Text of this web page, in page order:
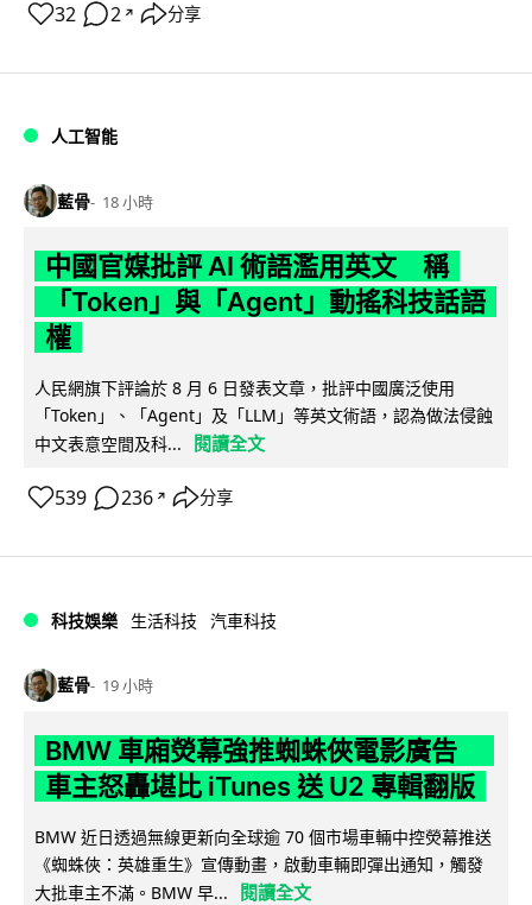
32 2 ↗ 分享
人工智能
藍骨 18 小時
中國官媒批評 AI 術語濫用英文 稱
「Token」與「Agent」動搖科技話語
權
人民網旗下評論於 8 月 6 日發表文章，批評中國廣泛使用
「Token」、「Agent」及「LLM」等英文術語，認為做法侵蝕
中文表意空間及科...
閱讀全文
539 236 ↗ 分享
科技娛樂 生活科技 汽車科技
藍骨 19 小時
BMW 車廂熒幕強推蜘蛛俠電影廣告
車主怒轟堪比 iTunes 送 U2 專輯翻版
BMW 近日透過無線更新向全球逾 70 個市場車輛中控熒幕推送
《蜘蛛俠：英雄重生》宣傳動畫，啟動車輛即彈出通知，觸發
大批車主不滿。BMW 早...
閱讀全文